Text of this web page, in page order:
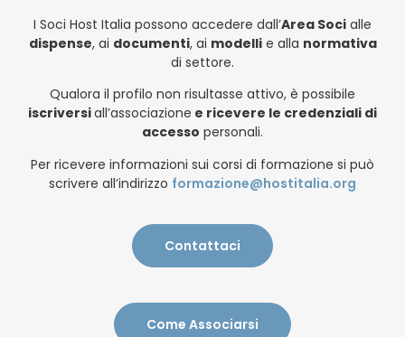
I Soci Host Italia possono accedere dall’Area Soci alle
dispense, ai documenti, ai modellie alla normativa
di settore.
Qualora il profilo non risultasse attivo, è possibile
iscriversiall’associazione e ricevere le credenziali di
accesso personali.
Per ricevere informazioni sui corsi di formazione si può
scrivere all’indirizzo formazione@hostitalia.org
Contattaci
Come Associarsi